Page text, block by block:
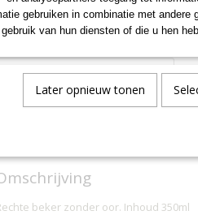
Op voorraad
beker zonder oor. Inhoud 350ml
gebruiken in combinatie met andere
van hun diensten of die u hen
Later opnieuw tonen